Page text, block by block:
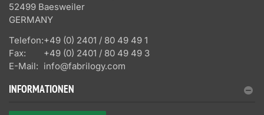
52499 Baesweiler
GERMANY
Telefon:+49 (0) 2401 / 80 49 49 1
Fax:
+49 (0) 2401 / 80 49 49 3
E-Mail: info@fabrilogy.com
INFORMATIONEN